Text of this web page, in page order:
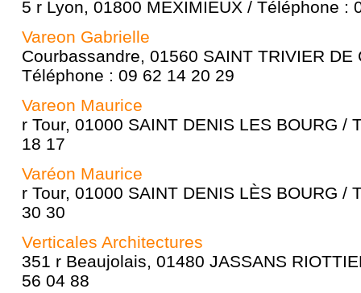
5 r Lyon, 01800 MEXIMIEUX / Téléphone :
Vareon Gabrielle
Courbassandre, 01560 SAINT TRIVIER DE
Téléphone : 09 62 14 20 29
Vareon Maurice
r Tour, 01000 SAINT DENIS LES BOURG /
18 17
Varéon Maurice
r Tour, 01000 SAINT DENIS LÈS BOURG /
30 30
Verticales Architectures
351 r Beaujolais, 01480 JASSANS
56 04 88